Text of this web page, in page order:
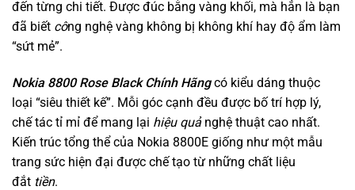
đến từng chi tiết. Được đúc bằng vàng khối, mà hẳn là bạn
đã biết công nghệ vàng không bị không khí hay độ ẩm làm
“sứt mẻ”.
Nokia 8800 Rose Black Chính Hãngcó kiểu dáng thuộc
loại “siêu thiết kế”. Mỗi góc cạnh đều được bố trí hợp lý,
chế tác tỉ mỉ để mang lại hiệu quả nghệ thuật cao nhất.
Kiến trúc tổng thể của Nokia 8800E giống như một mẫu
trang sức hiện đại được chế tạo từ những chất liệu
đắt tiền.